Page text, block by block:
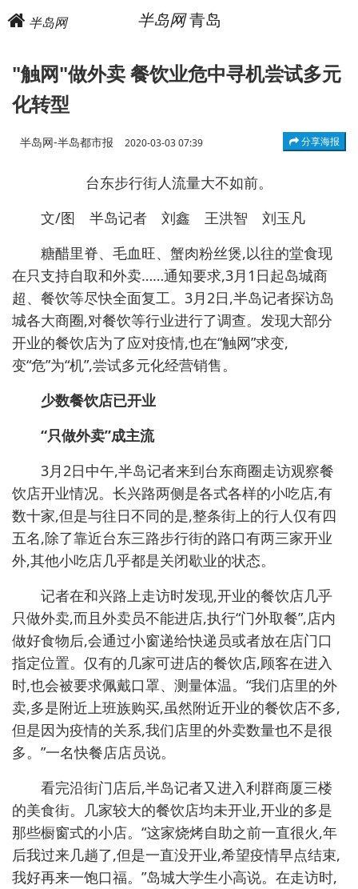
半岛网 半岛网青岛
"触网"做外卖 餐饮业危中寻机尝试多元
化转型
半岛网-半岛都市报 2020-03-03 07:39 分享海报
台东步行街人流量大不如前。
文/图 半岛记者 刘鑫 王洪智 刘玉凡
糖醋里脊、毛血旺、蟹肉粉丝煲,以往的堂食现
在只支持自取和外卖……通知要求,3月1日起岛城商
超、餐饮等尽快全面复工。3月2日,半岛记者探访岛
城各大商圈,对餐饮等行业进行了调查。发现大部分
开业的餐饮店为了应对疫情,也在“触网”求变,
变“危”为“机”,尝试多元化经营销售。
少数餐饮店已开业
“只做外卖”成主流
3月2日中午,半岛记者来到台东商圈走访观察餐
饮店开业情况。长兴路两侧是各式各样的小吃店,有
数十家,但是与往日不同的是,整条街上的行人仅有四
五名,除了靠近台东三路步行街的路口有两三家开业
外,其他小吃店几乎都是关闭歇业的状态。
记者在和兴路上走访时发现,开业的餐饮店几乎
只做外卖,而且外卖员不能进店,执行“门外取餐”,店内
做好食物后,会通过小窗递给快递员或者放在店门口
指定位置。仅有的几家可进店的餐饮店,顾客在进入
时,也会被要求佩戴口罩、测量体温。“我们店里的外
卖,多是附近上班族购买,虽然附近开业的餐饮店不多,
但是因为疫情的关系,我们店里的外卖数量也不是很
多。”一名快餐店店员说。
看完沿街门店后,半岛记者又进入利群商厦三楼
的美食街。几家较大的餐饮店均未开业,开业的多是
那些橱窗式的小店。“这家烧烤自助之前一直很火,年
后我过来几趟了,但是一直没开业,希望疫情早点结束,
我好再来一饱口福。”岛城大学生小高说。在走访时,